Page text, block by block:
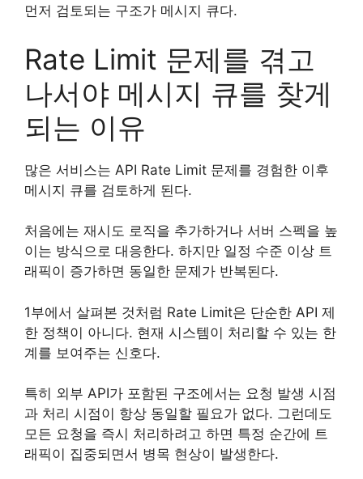
먼저 검토되는 구조가 메시지 큐다.
Rate Limit 문제를 겪고
나서야 메시지 큐를 찾게
되는 이유
많은 서비스는 API Rate Limit 문제를 경험한 이후
메시지 큐를 검토하게 된다.
처음에는 재시도 로직을 추가하거나 서버 스펙을 높
이는 방식으로 대응한다. 하지만 일정 수준 이상 트
래픽이 증가하면 동일한 문제가 반복된다.
1부에서 살펴본 것처럼 Rate Limit은 단순한 API 제
한 정책이 아니다. 현재 시스템이 처리할 수 있는 한
계를 보여주는 신호다.
특히 외부 API가 포함된 구조에서는 요청 발생 시점
과 처리 시점이 항상 동일할 필요가 없다. 그런데도
모든 요청을 즉시 처리하려고 하면 특정 순간에 트
래픽이 집중되면서 병목 현상이 발생한다.